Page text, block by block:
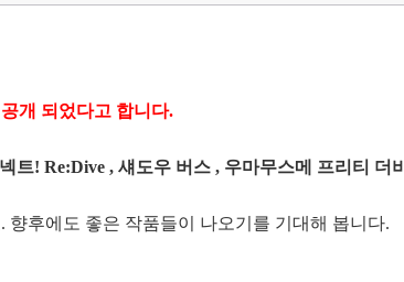
개 되었다고 합니다.
! Re:Dive , 섀도우 버스 , 우마무스메 프리티 더비
후에도 좋은 작품들이 나오기를 기대해 봅니다.